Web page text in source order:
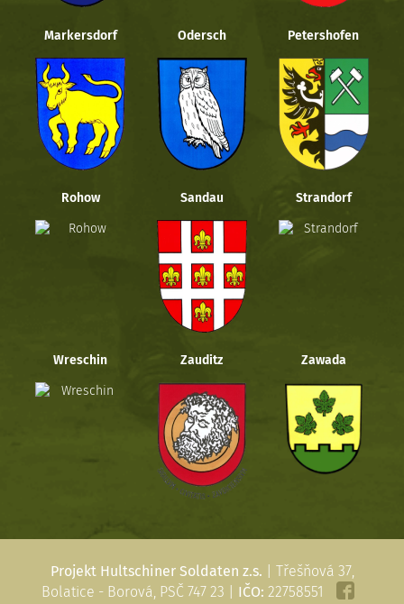
Markersdorf Odersch Petershofen
Rohow Sandau Strandorf
Wreschin Zauditz Zawada
Projekt Hultschiner Soldaten z.s. | Třešňová 37,
Bolatice - Borová, PSČ 747 23 | IČO: 22758551